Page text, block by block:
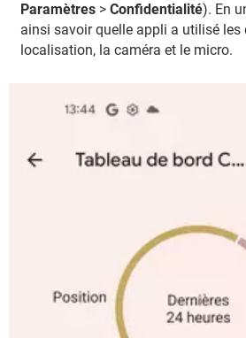
Paramètres > Confidentialité). En
ainsi savoir quelle appli a utilisé les
localisation, la caméra et le micro.